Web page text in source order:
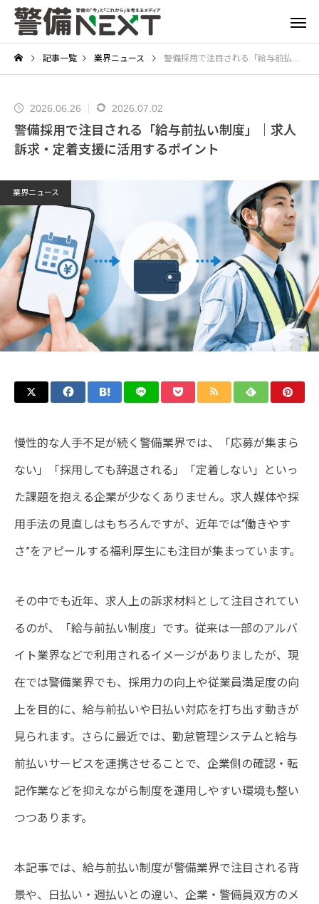
記事一覧 業界ニュース 警備採用で注目される「給与前払い制度」｜求人訴求・定着支援に活用するポイント
2026.06.26 2026.07.02
警備採用で注目される「給与前払い制度」｜求人
訴求・定着支援に活用するポイント
業界ニュース
慢性的な人手不足が続く警備業界では、「応募が集まら
ない」「採用しても辞退される」「定着しない」といっ
た課題を抱える企業が少なくありません。求人媒体や採
用手法の見直しはもちろんですが、近年では“働きやす
さ”をアピールする福利厚生にも注目が集まっています。
その中でも近年、求人上の訴求材料として注目されてい
るのが、「給与前払い制度」です。従来は一部のアルバ
イト業界などで利用されるイメージがありましたが、現
在では警備業界でも、採用力の向上や従業員満足度の向
上を目的に、給与前払いや日払い対応を打ち出す動きが
見られます。さらに最近では、勤怠管理システムと給与
前払いサービスを連携させることで、企業側の確認・転
記作業などを抑えながら制度を運用しやすい環境も整い
つつあります。
本記事では、給与前払い制度が警備業界で注目される背
景や、日払い・週払いとの違い、企業・警備員双方のメ